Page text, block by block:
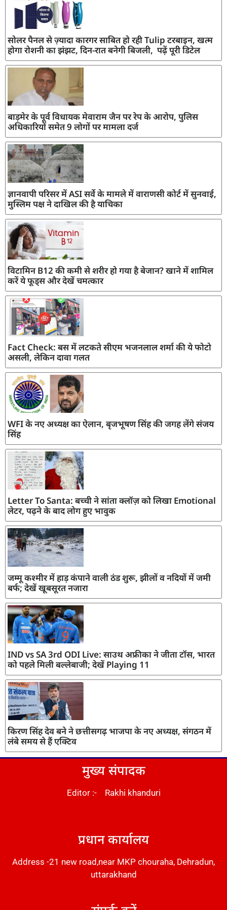
सोलर पैनल से ज़्यादा कारगर साबित हो रही Tulip टरबाइन, खत्म
होगा रोशनी का झंझट, दिन-रात बनेगी बिजली, पढ़ें पूरी डिटेल
बाड़मेर के पूर्व विधायक मेवाराम जैन पर रेप के आरोप, पुलिस
अधिकारियों समेत 9 लोगों पर मामला दर्ज
ज्ञानवापी परिसर में ASI सर्वे के मामले में वाराणसी कोर्ट में सुनवाई,
मुस्लिम पक्ष ने दाखिल की है याचिका
विटामिन B12 की कमी से शरीर हो गया है बेजान? खाने में शामिल
करें ये फूड्स और देखें चमत्कार
Fact Check: बस में लटकते सीएम भजनलाल शर्मा की ये फोटो
असली, लेकिन दावा गलत
WFI के नए अध्यक्ष का ऐलान, बृजभूषण सिंह की जगह लेंगे संजय
सिंह
Letter To Santa: बच्ची ने सांता क्लॉज़ को लिखा Emotional
लेटर, पढ़ने के बाद लोग हुए भावुक
जम्मू कश्मीर में हाड़ कंपाने वाली ठंड शुरू, झीलों व नदियों में जमी
बर्फ; देखें खूबसूरत नजारा
IND vs SA 3rd ODI Live: साउथ अफ्रीका ने जीता टॉस, भारत
को पहले मिली बल्लेबाजी; देखें Playing 11
किरण सिंह देव बने ने छत्तीसगढ़ भाजपा के नए अध्यक्ष, संगठन में
लंबे समय से हैं एक्टिव
मुख्य संपादक
Editor :- Rakhi khanduri
प्रधान कार्यालय
Address -21 new road,near MKP chouraha, Dehradun,
uttarakhand